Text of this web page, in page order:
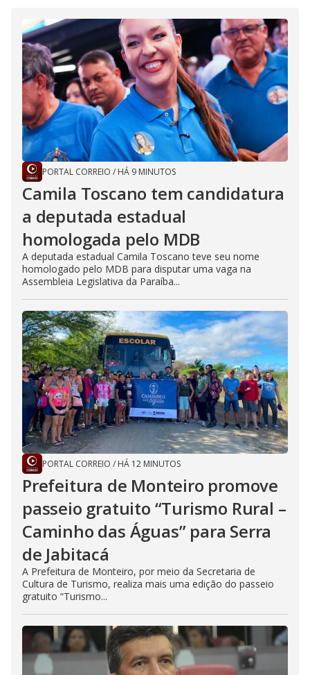
PORTAL CORREIO / HÁ 9 MINUTOS
Camila Toscano tem candidatura
a deputada estadual
homologada pelo MDB
A deputada estadual Camila Toscano teve seu nome
homologado pelo MDB para disputar uma vaga na
Assembleia Legislativa da Paraíba...
PORTAL CORREIO / HÁ 12 MINUTOS
Prefeitura de Monteiro promove
passeio gratuito “Turismo Rural –
Caminho das Águas” para Serra
de Jabitacá
A Prefeitura de Monteiro, por meio da Secretaria de
Cultura de Turismo, realiza mais uma edição do passeio
gratuito “Turismo...